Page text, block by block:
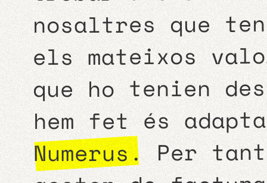
nosaltres que
els mateixos
que ho tenien
hem fet és
Numerus . Per